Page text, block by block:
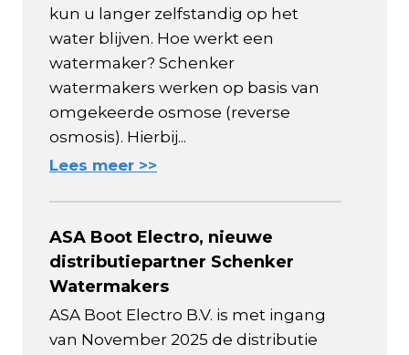
kun u langer zelfstandig op het
water blijven. Hoe werkt een
watermaker? Schenker
watermakers werken op basis van
omgekeerde osmose (reverse
osmosis). Hierbij...
Lees meer >>
ASA Boot Electro, nieuwe
distributiepartner Schenker
Watermakers
ASA Boot Electro B.V. is met ingang
van November 2025 de distributie